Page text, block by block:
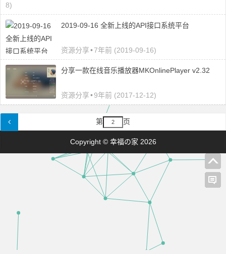
8)
2019-09-16 全新上线的API接口系统平台
资源分享•7年前 (2019-09-16)
分享一款在线音乐播放器MKOnlinePlayer v2.32
资源分享•9年前 (2017-12-12)
第 页
Copyright © 幸福の家 2026